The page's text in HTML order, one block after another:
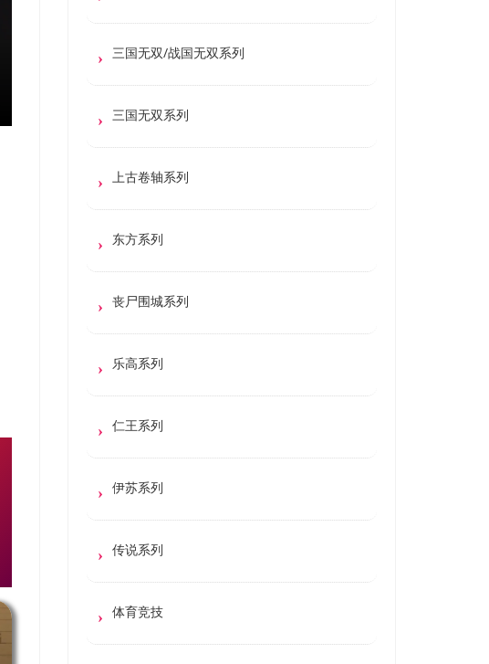
三国无双/战国无双系列
三国无双系列
上古卷轴系列
东方系列
丧尸围城系列
乐高系列
仁王系列
伊苏系列
传说系列
体育竞技